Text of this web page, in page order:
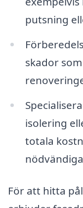
putsning
skador
isolering
totala
För att hitta